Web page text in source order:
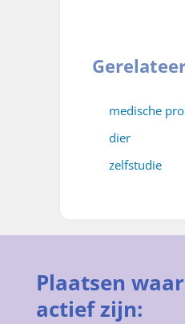
medische
dier
zelfstudie
Plaatsen
actief zijn: